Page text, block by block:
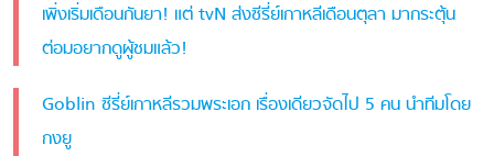
เพิ่งเริ่มเดือนกันยา! แต่ tvN ส่งซีรี่ย์เกาหลีเดือนตุลา มากระตุ้น
ต่อมอยากดูผู้ชมแล้ว!
Goblin ซีรี่ย์เกาหลีรวมพระเอก เรื่องเดียวจัดไป 5 คน นำทีมโดย
กงยู